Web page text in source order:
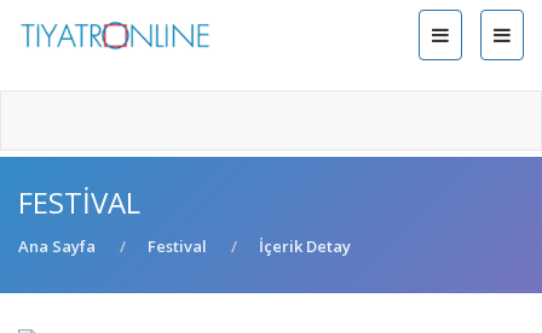
FESTIVAL
Ana Sayfa Festival İçerik Detay